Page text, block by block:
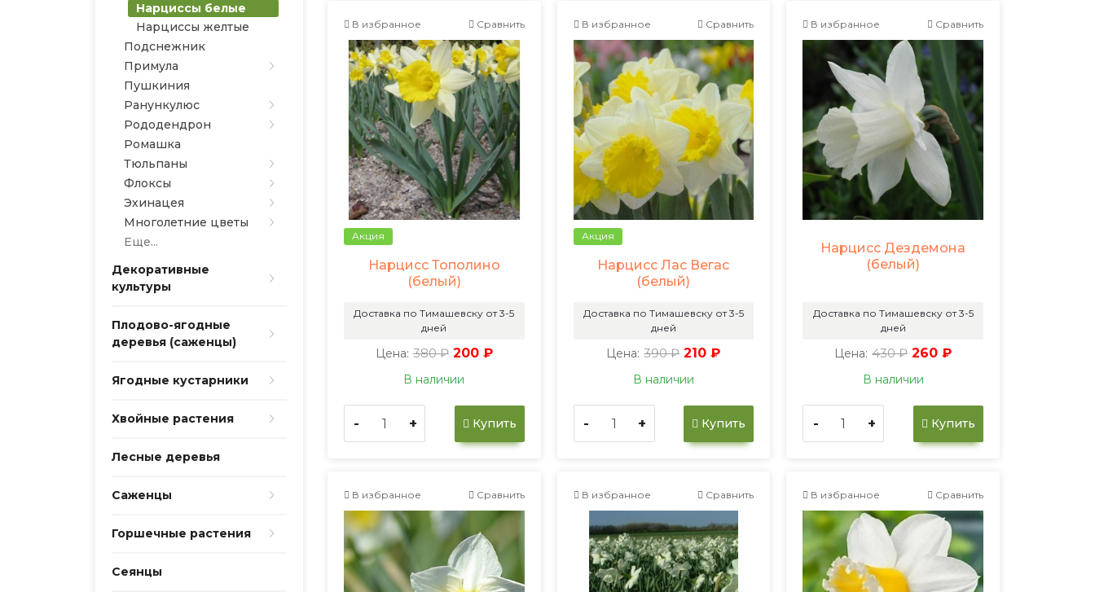
Нарциссы белые
Нарциссы желтые
Подснежник
Примула
Пушкиния
Ранункулюс
Рододендрон
Ромашка
Тюльпаны
Флоксы
Эхинацея
Многолетние цветы
Еще...
Декоративные
культуры
Плодово-ягодные
деревья (саженцы)
Ягодные кустарники
Хвойные растения
Лесные деревья
Саженцы
Горшечные растения
Сеянцы
В избранное Сравнить
Акция
Нарцисс Тополино
(белый)
Доставка по Тимашевску от 3-5
дней
Цена: 380 ₽ 200 ₽
В наличии
- + Купить
В избранное Сравнить
Акция
Нарцисс Лас Вегас
(белый)
Доставка по Тимашевску от 3-5
дней
Цена: 390 ₽ 210 ₽
В наличии
- + Купить
В избранное Сравнить
Нарцисс Дездемона
(белый)
Доставка по Тимашевску от 3-5
дней
Цена: 430 ₽ 260 ₽
В наличии
- + Купить
В избранное Сравнить В избранное Сравнить В избранное Сравнить